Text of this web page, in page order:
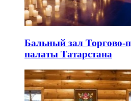
Бальный зал
палаты Татарстана